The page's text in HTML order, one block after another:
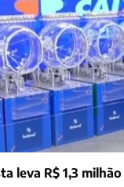
leva R$ 1,3